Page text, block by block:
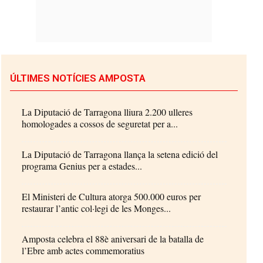
ÚLTIMES NOTÍCIES AMPOSTA
La Diputació de Tarragona lliura 2.200 ulleres
homologades a cossos de seguretat per a...
La Diputació de Tarragona llança la setena edició del
programa Genius per a estades...
El Ministeri de Cultura atorga 500.000 euros per
restaurar l’antic col·legi de les Monges...
Amposta celebra el 88è aniversari de la batalla de
l’Ebre amb actes commemoratius